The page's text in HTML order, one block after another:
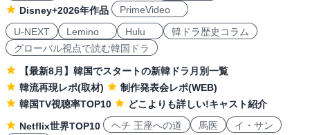
Disney+2026年作品
PrimeVideo
U-NEXT
Lemino Hulu
韓ドラ歴史コラム
グローバル視点で読む韓国ドラ
【最新8月】韓国でスタートの新韓ドラ月別一覧
韓流再現レポ(取材)
制作発表会レポ(WEB)
韓国TV視聴率TOP10
どこよりも詳しい!キャスト紹介
Netflix世界TOP10
ヘチ 王座への道 馬医
イ・サン